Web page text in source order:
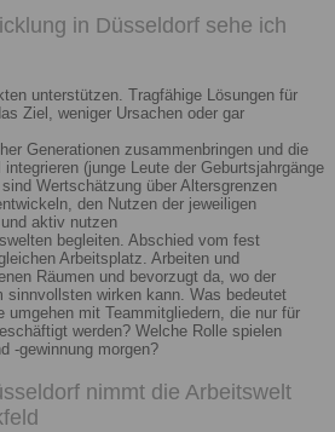
in Düsseldorf sehe ich
unterstützen. Tragfähige Lösungen für
Ziel, weniger Ursachen oder gar
Generationen zusammenbringen und die
(junge Leute der Geburtsjahrgänge
Wertschätzung über Altersgrenzen
den Nutzen der jeweiligen
aktiv nutzen
begleiten. Abschied vom fest
Arbeitsplatz. Arbeiten und
Räumen und bevorzugt da, wo der
sinnvollsten wirken kann. Was bedeutet
umgehen mit Teammitgliedern, die nur für
werden? Welche Rolle spielen
-gewinnung morgen?
nimmt die Arbeitswelt